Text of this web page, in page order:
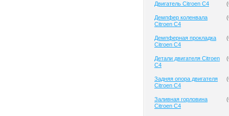
Двигатель Citroen C4 (
Демпфер коленвала
Citroen C4
(
Демпферная прокладка
Citroen C4
(
Детали двигателя Citroen
C4
(
Задняя опора двигателя
Citroen C4
(
Заливная горловина
Citroen C4
(